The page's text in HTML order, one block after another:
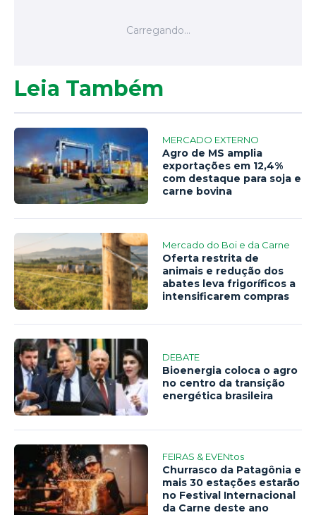
Leia Também
MERCADO EXTERNO
Agro de MS amplia
exportações em 12,4%
com destaque para soja e
carne bovina
Mercado do Boi e da Carne
Oferta restrita de
animais e redução dos
abates leva frigoríficos a
intensificarem compras
DEBATE
Bioenergia coloca o agro
no centro da transição
energética brasileira
FEIRAS & EVENtos
Churrasco da Patagônia e
mais 30 estações estarão
no Festival Internacional
da Carne deste ano